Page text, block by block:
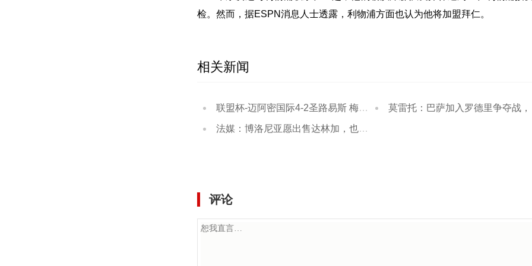
检。然而，据ESPN消息人士透露，利物浦方面也认为他将加盟拜仁。
相关新闻
联盟杯-迈阿密国际4-2圣路易斯 梅西两射一传 莫雷托：巴萨加入罗德里争夺战，皇马与曼城之间的谈判也已停滞
法媒：博洛尼亚愿出售达林加，也接受租借
评论